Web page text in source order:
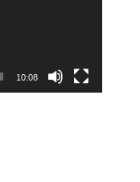
10:08